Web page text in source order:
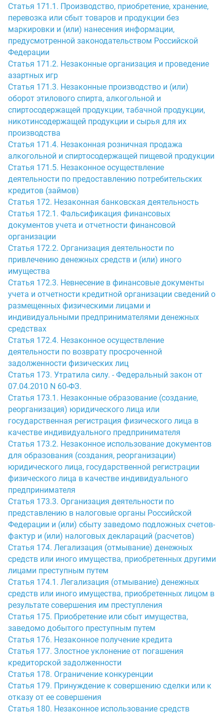
Статья 171.1. Производство, приобретение, хранение,
перевозка или сбыт товаров и продукции без
маркировки и (или) нанесения информации,
предусмотренной законодательством Российской
Федерации
Статья 171.2. Незаконные организация и проведение
азартных игр
Статья 171.3. Незаконные производство и (или)
оборот этилового спирта, алкогольной и
спиртосодержащей продукции, табачной продукции,
никотинсодержащей продукции и сырья для их
производства
Статья 171.4. Незаконная розничная продажа
алкогольной и спиртосодержащей пищевой продукции
Статья 171.5. Незаконное осуществление
деятельности по предоставлению потребительских
кредитов (займов)
Статья 172. Незаконная банковская деятельность
Статья 172.1. Фальсификация финансовых
документов учета и отчетности финансовой
организации
Статья 172.2. Организация деятельности по
привлечению денежных средств и (или) иного
имущества
Статья 172.3. Невнесение в финансовые документы
учета и отчетности кредитной организации сведений о
размещенных физическими лицами и
индивидуальными предпринимателями денежных
средствах
Статья 172.4. Незаконное осуществление
деятельности по возврату просроченной
задолженности физических лиц
Статья 173. Утратила силу. - Федеральный закон от
07.04.2010 N 60-ФЗ.
Статья 173.1. Незаконные образование (создание,
реорганизация) юридического лица или
государственная регистрация физического лица в
качестве индивидуального предпринимателя
Статья 173.2. Незаконное использование документов
для образования (создания, реорганизации)
юридического лица, государственной регистрации
физического лица в качестве индивидуального
предпринимателя
Статья 173.3. Организация деятельности по
представлению в налоговые органы Российской
Федерации и (или) сбыту заведомо подложных счетов-
фактур и (или) налоговых деклараций (расчетов)
Статья 174. Легализация (отмывание) денежных
средств или иного имущества, приобретенных другими
лицами преступным путем
Статья 174.1. Легализация (отмывание) денежных
средств или иного имущества, приобретенных лицом в
результате совершения им преступления
Статья 175. Приобретение или сбыт имущества,
заведомо добытого преступным путем
Статья 176. Незаконное получение кредита
Статья 177. Злостное уклонение от погашения
кредиторской задолженности
Статья 178. Ограничение конкуренции
Статья 179. Принуждение к совершению сделки или к
отказу от ее совершения
Статья 180. Незаконное использование средств